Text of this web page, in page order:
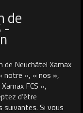
de
-
de Neuchâtel Xamax
notre », « nos »,
FCS »,
d’être
suivantes. Si vous